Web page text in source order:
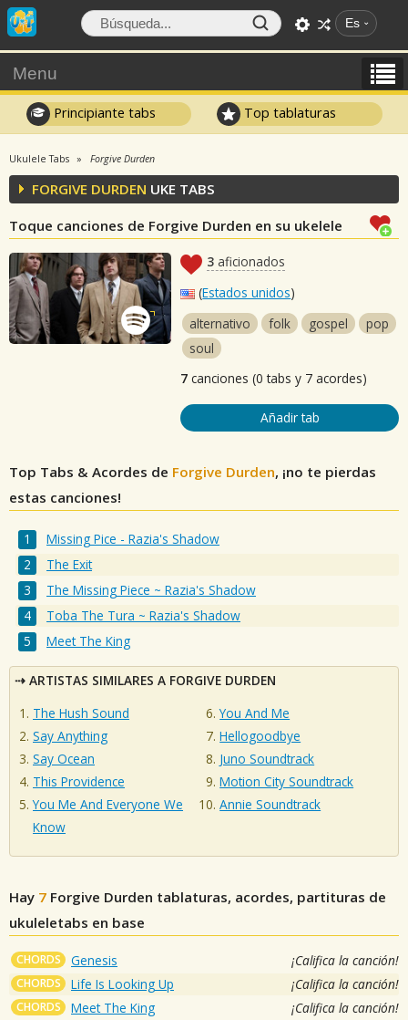
Es
Menu
Principiante tabs Top tablaturas
Ukulele Tabs Forgive Durden
FORGIVE DURDEN UKE TABS
Toque canciones de Forgive Durden en su ukelele
3 aficionados
(Estados unidos)
alternativo
folk gospel
pop
soul
7 canciones (0 tabs y 7 acordes)
Añadir tab
Top Tabs & Acordes de Forgive Durden, ¡no te pierdas
estas canciones!
Missing Pice - Razia's Shadow
The Exit
The Missing Piece ~ Razia's Shadow
Toba The Tura ~ Razia's Shadow
Meet The King
ARTISTAS SIMILARES A FORGIVE DURDEN
The Hush Sound
Say Anything
Say Ocean
This Providence
You Me And Everyone We
Know
You And Me
Hellogoodbye
Juno Soundtrack
Motion City Soundtrack
Annie Soundtrack
Hay 7 Forgive Durden tablaturas, acordes, partituras de
ukuleletabs en base
CHORDS Genesis ¡Califica la canción!
CHORDS Life Is Looking Up ¡Califica la canción!
CHORDS Meet The King ¡Califica la canción!